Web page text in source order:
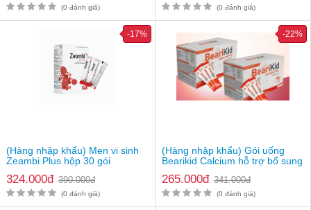
(0 đánh giá) (0 đánh giá)
(Hàng nhập khẩu) Men vi sinh
Zeambi Plus hộp 30 gói
324.000đ 390.000đ
-17%
(0 đánh giá)
(Hàng nhập khẩu) Gói uống
Bearikid Calcium hỗ trợ bổ sung
265.000đ 341.000đ
-22%
(0 đánh giá)